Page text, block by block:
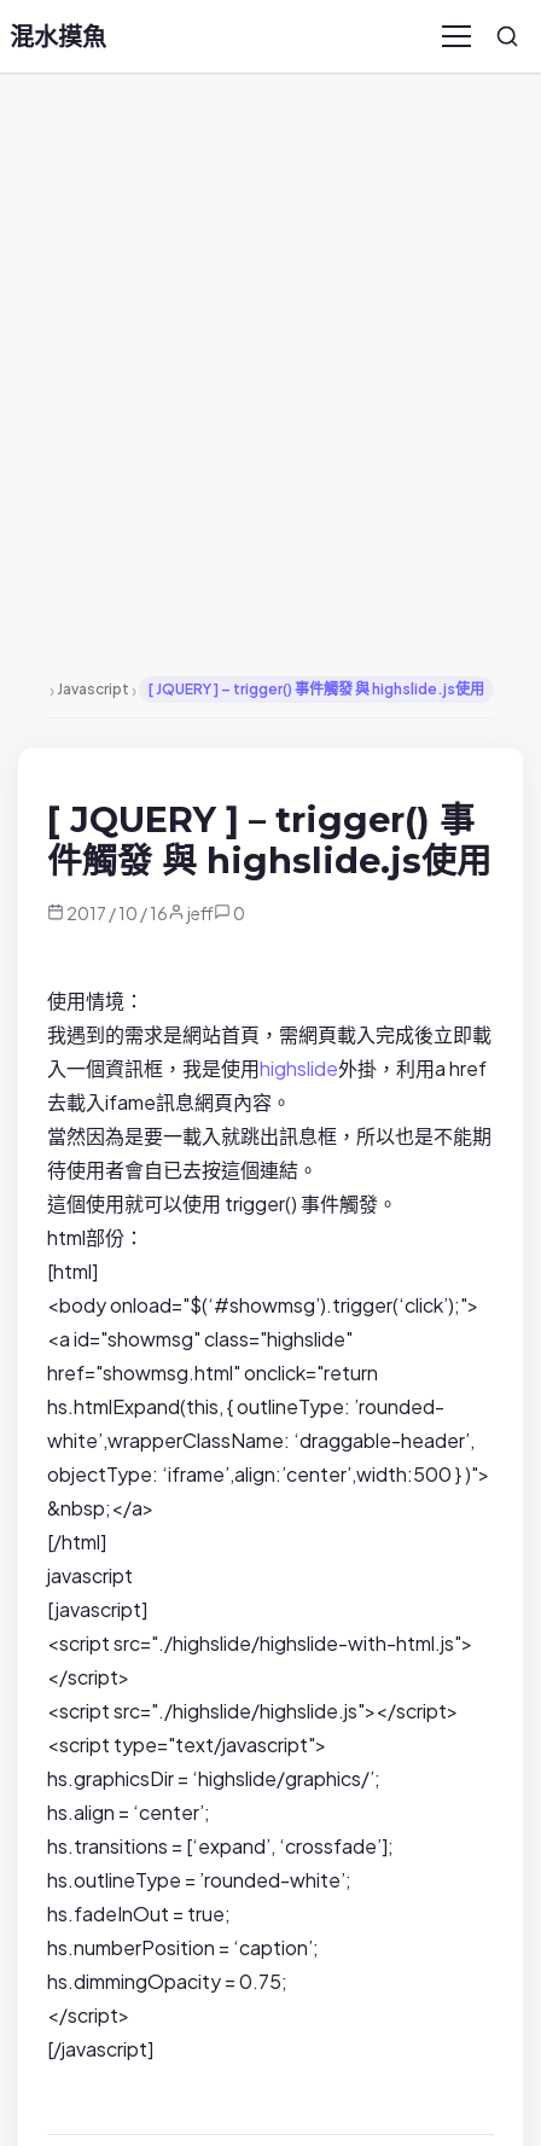
混水摸魚 Menu
›Javascript › [ JQUERY ] – trigger() 事件觸發 與 highslide.js使用
[ JQUERY ] – trigger() 事
件觸發 與 highslide.js使用
2017 / 10 / 16 jeff 0
使用情境：
我遇到的需求是網站首頁，需網頁載入完成後立即載
入一個資訊框，我是使用highslide外掛，利用a href
去載入ifame訊息網頁內容。
當然因為是要一載入就跳出訊息框，所以也是不能期
待使用者會自已去按這個連結。
這個使用就可以使用 trigger() 事件觸發。
html部份：
[html]
<body onload="$(‘#showmsg’).trigger(‘click’);">
<a id="showmsg" class="highslide"
href="showmsg.html" onclick="return
hs.htmlExpand(this, { outlineType: ’rounded-
white’,wrapperClassName: ‘draggable-header’,
objectType: ‘iframe’,align:’center’,width:500 } )">
&nbsp;</a>
[/html]
javascript
[javascript]
<script src="./highslide/highslide-with-html.js">
</script>
<script src="./highslide/highslide.js"></script>
<script type="text/javascript">
hs.graphicsDir = ‘highslide/graphics/’;
hs.align = ‘center’;
hs.transitions = [‘expand’, ‘crossfade’];
hs.outlineType = ’rounded-white’;
hs.fadeInOut = true;
hs.numberPosition = ‘caption’;
hs.dimmingOpacity = 0.75;
</script>
[/javascript]